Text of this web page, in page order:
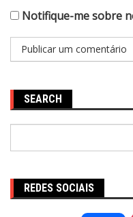
Notifique-me sobre
SEARCH
REDES SOCIAIS